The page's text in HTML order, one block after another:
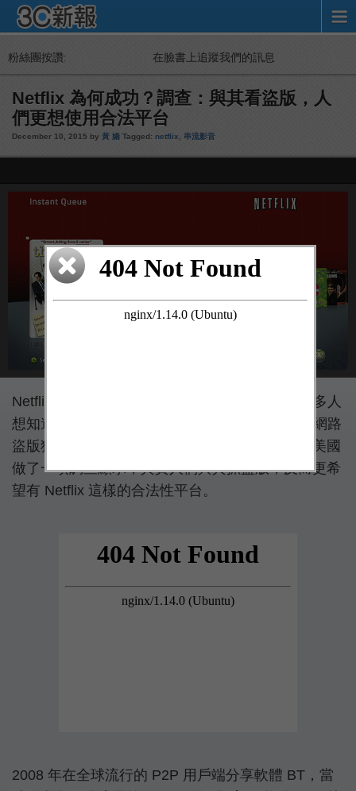
粉絲團按讚: 在臉書上追蹤我們的訊息
Netflix 為何成功？調查：與其看盜版，人
們更想使用合法平台
December 10, 2015 by 黃 嬿 Tagged: netflix 串流影音
Netflix 擴張全球版圖，終於宣布在台灣落腳，很多人
想知道，Netflix 的成功因素是什麼，為何可以在網路
盜版猖獗、下載門路眾多的市場佔有一席之地，美國
做了一項調查顯示，其實人們與其抓盜版，反而更希
望有 Netflix 這樣的合法性平台。
2008 年在全球流行的 P2P 用戶端分享軟體 BT，當